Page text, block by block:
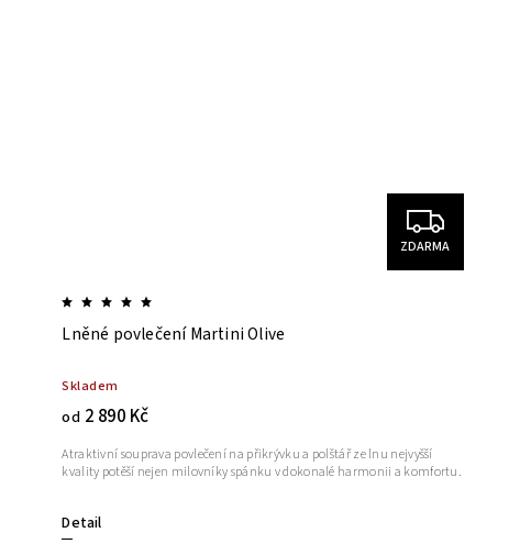
ZDARMA
Lněné povlečení Martini Olive
Skladem
od 2 890 Kč
Detail
Atraktivní souprava povlečení na přikrývku a polštář ze lnu nejvyšší
kvality potěší nejen milovníky spánku v dokonalé harmonii a komfortu.